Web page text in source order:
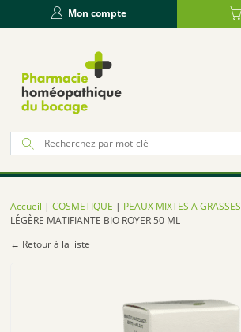
Mon compte
Accueil |COSMETIQUE | PEAUX MIXTES A GRASSES
LÉGÈRE MATIFIANTE BIO ROYER 50 ML
← Retour à la liste
Panneau de gestion des cookies